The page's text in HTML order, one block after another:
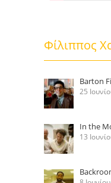
Φίλιππος
Barton
25
In the
13